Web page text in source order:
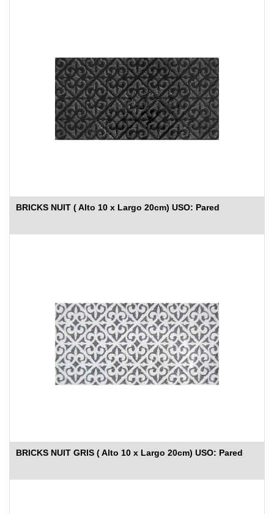
BRICKS NUIT ( Alto 10 x Largo 20cm) USO: Pared
BRICKS NUIT GRIS ( Alto 10 x Largo 20cm) USO: Pared